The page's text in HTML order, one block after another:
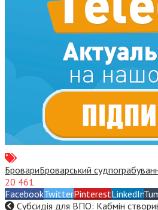
БровариБроварський суд
20 461
FacebookTwitterPinterestLinkedIn
Субсидія для ВПО: Кабмін